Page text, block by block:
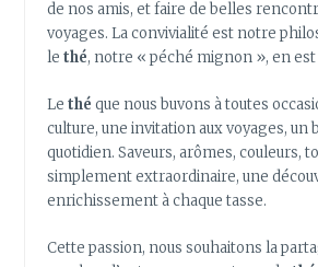
de nos amis, et faire de belles
voyages. La convivialité est notre
lethé, notre « péché mignon », en
Lethé que nous buvons à toutes
culture, une invitation aux voyages, un
quotidien. Saveurs, arômes, couleurs,
simplement extraordinaire, une
enrichissement à chaque tasse.
Cette passion, nous souhaitons la